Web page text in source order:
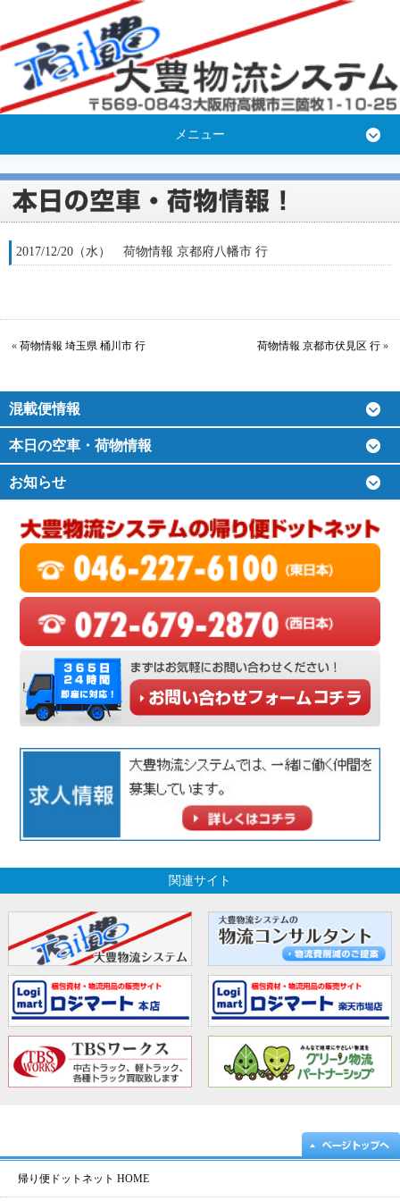
メニュー
2017/12/20（水） 荷物情報 京都府八幡市 行
« 荷物情報 埼玉県 桶川市 行 荷物情報 京都市伏見区 行 »
混載便情報
本日の空車・荷物情報
お知らせ
関連サイト
帰り便ドットネット HOME